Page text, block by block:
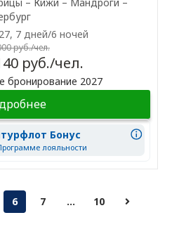
7 дней/6 ночей
руб./чел.
руб./чел.
бронирование 2027
Бонус
лояльности
6 7 ... 10